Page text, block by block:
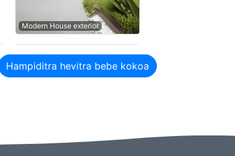
Modern House exterior
Hampiditra hevitra bebe kokoa